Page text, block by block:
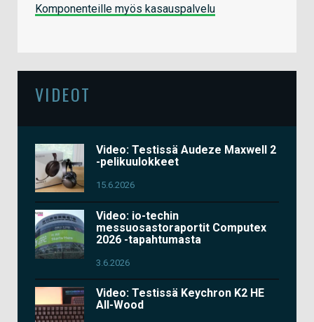
Komponenteille myös kasauspalvelu
VIDEOT
Video: Testissä Audeze Maxwell 2
-pelikuulokkeet
15.6.2026
Video: io-techin
messuosastoraportit Computex
2026 -tapahtumasta
3.6.2026
Video: Testissä Keychron K2 HE
All-Wood